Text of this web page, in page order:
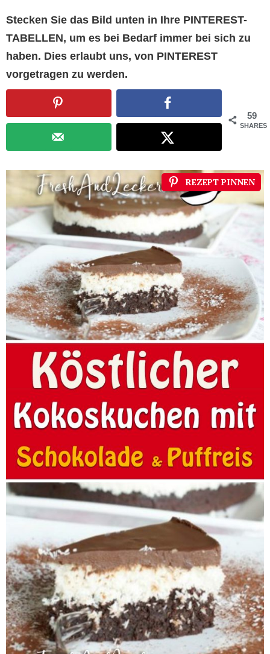
Stecken Sie das Bild unten in Ihre PINTEREST-
TABELLEN, um es bei Bedarf immer bei sich zu
haben. Dies erlaubt uns, von PINTEREST
vorgetragen zu werden.
59
SHARES
REZEPT PINNEN